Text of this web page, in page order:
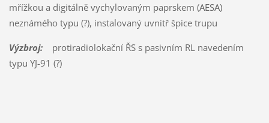
mřížkou a digitálně vychylovaným paprskem (AESA)
neznámého typu (?), instalovaný uvnitř špice trupu
Výzbroj:protiradiolokační ŘS s pasivním RL navedením
typu YJ-91 (?)